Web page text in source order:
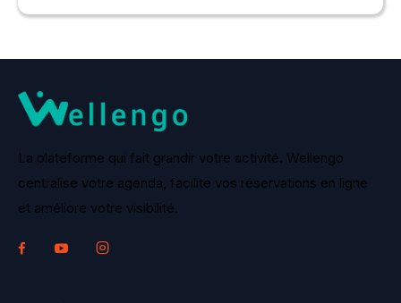
La plateforme qui fait grandir votre activité. Wellengo
centralise votre agenda, facilite vos réservations en ligne
et améliore votre visibilité.